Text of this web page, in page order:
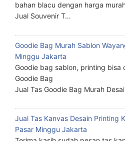
bahan blacu dengan harga
Jual Souvenir T…
Goodie Bag Murah Sablon
Minggu Jakarta
Goodie bag sablon, printing bisa
Goodie Bag
Jual Tas Goodie Bag Murah
Jual Tas Kanvas Desain Printing
Pasar Minggu Jakarta